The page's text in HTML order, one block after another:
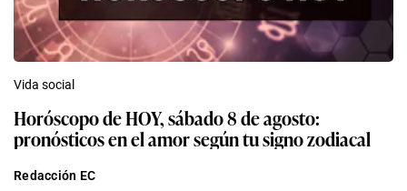
Vida social
Horóscopo de HOY, sábado 8 de agosto:
pronósticos en el amor según tu signo zodiacal
Redacción EC